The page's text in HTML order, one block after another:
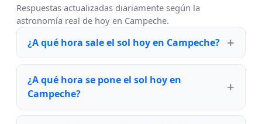
Respuestas actualizadas diariamente según la
astronomía real de hoy en Campeche.
¿A qué hora sale el sol hoy en Campeche?
¿A qué hora se pone el sol hoy en
Campeche?